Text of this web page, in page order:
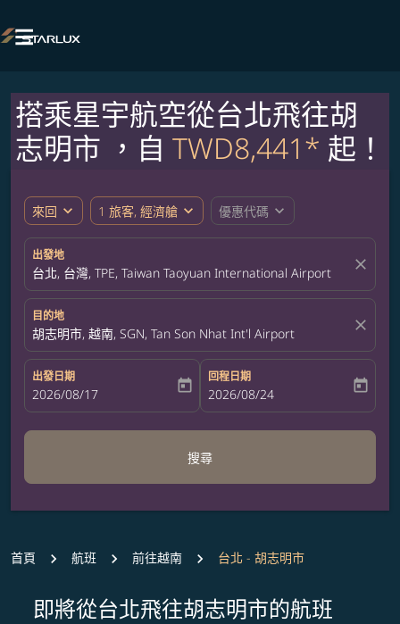

搭乘星宇航空從台北飛往胡
志明市 ，自 TWD8,441* 起！
來回 expand_more 1 旅客, 經濟艙 expand_more 優惠代碼 expand_more
出發地
台北, 台灣, TPE, Taiwan Taoyuan International Airport close
目的地
胡志明市, 越南, SGN, Tan Son Nhat Int'l Airport close
出發日期
fc-booking-departure-date-aria-label
2026/08/17 today
回程日期
fc-booking-return-date-aria-label
2026/08/24 today
搜尋
首頁 航班 前往越南 台北 - 胡志明市
即將從台北飛往胡志明市的航班